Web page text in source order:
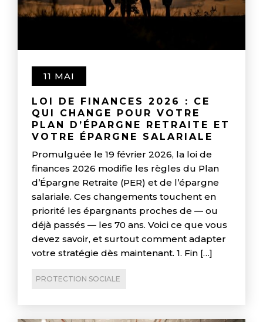
11 MAI
LOI DE FINANCES 2026 : CE
QUI CHANGE POUR VOTRE
PLAN D’ÉPARGNE RETRAITE ET
VOTRE ÉPARGNE SALARIALE
Promulguée le 19 février 2026, la loi de
finances 2026 modifie les règles du Plan
d’Épargne Retraite (PER) et de l’épargne
salariale. Ces changements touchent en
priorité les épargnants proches de — ou
déjà passés — les 70 ans. Voici ce que vous
devez savoir, et surtout comment adapter
votre stratégie dès maintenant. 1. Fin […]
PROTECTION SOCIALE